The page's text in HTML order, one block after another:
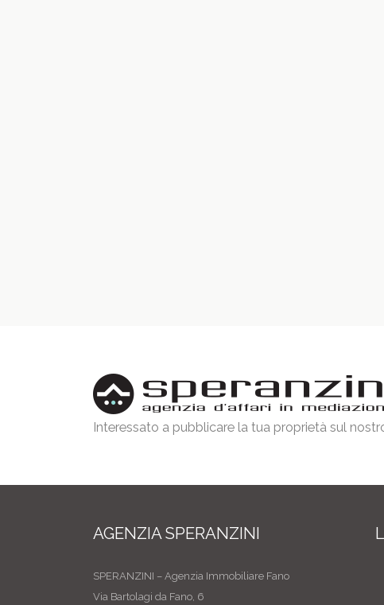
Interessato a pubblicare la tua proprietà sul
AGENZIA SPERANZINI
SPERANZINI – Agenzia Immobiliare Fano
Via Bartolagi da Fano, 6